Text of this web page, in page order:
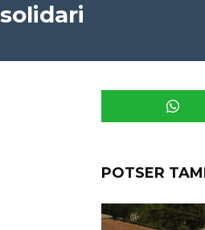
solidari
POTSER